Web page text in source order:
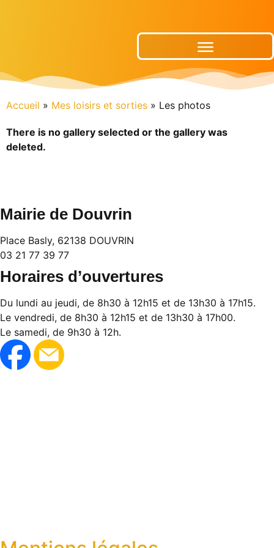
Accueil » Mes loisirs et sorties » Les photos
There is no gallery selected or the gallery was
deleted.
Mairie de Douvrin
Place Basly, 62138 DOUVRIN
03 21 77 39 77
Horaires d’ouvertures
Du lundi au jeudi, de 8h30 à 12h15 et de 13h30 à 17h15.
Le vendredi, de 8h30 à 12h15 et de 13h30 à 17h00.
Le samedi, de 9h30 à 12h.